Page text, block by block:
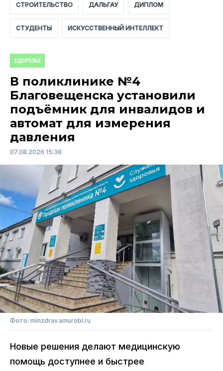
СТРОИТЕЛЬСТВО ДАЛЬГАУ ДИПЛОМ
СТУДЕНТЫ ИСКУССТВЕННЫЙ ИНТЕЛЛЕКТ
ЗДОРОВЬЕ
В поликлинике №4
Благовещенска установили
подъёмник для инвалидов и
автомат для измерения
давления
07.08.2026 15:38
Фото: minzdrav.amurobl.ru
Новые решения делают медицинскую
помощь доступнее и быстрее